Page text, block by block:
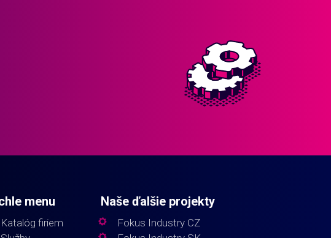
menu
Katalóg firiem
Naše ďalšie projekty
Fokus Industry CZ